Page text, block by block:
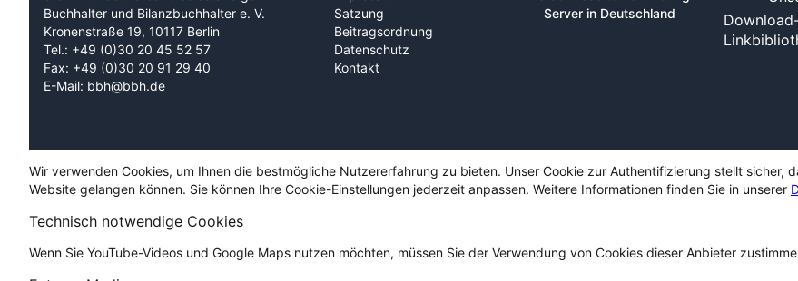
Buchhalter und Bilanzbuchhalter e. V.
Kronenstraße 19, 10117 Berlin
Tel.: +49 (0)30 20 45 52 57
Fax: +49 (0)30 20 91 29 40
E-Mail: bbh@bbh.de
Satzung
Beitragsordnung
Datenschutz
Kontakt
Server in Deutschland
Wir verwenden Cookies, um Ihnen die bestmögliche Nutzererfahrung zu bieten. Unser Cookie zur Authentifizierung stellt sicher,
Website gelangen können. Sie können Ihre Cookie-Einstellungen jederzeit anpassen. Weitere Informationen finden Sie in unserer
Technisch notwendige Cookies
Wenn Sie YouTube-Videos und Google Maps nutzen möchten, müssen Sie der Verwendung von Cookies dieser Anbieter